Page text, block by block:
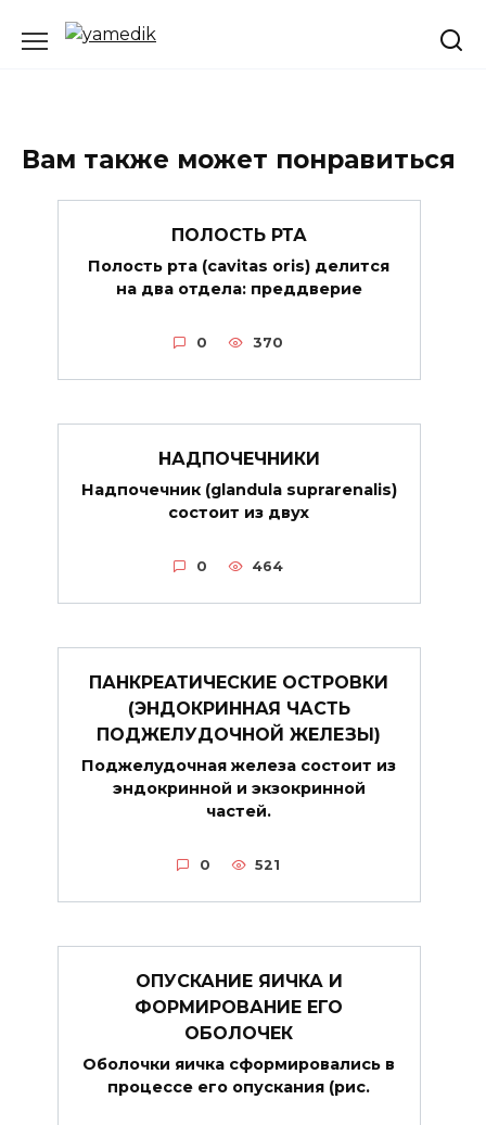
Вам также может понравиться
ПОЛОСТЬ РТА
Полость рта (cavitas oris) делится
на два отдела: преддверие
0 370
НАДПОЧЕЧНИКИ
Надпочечник (glandula suprarenalis)
состоит из двух
0 464
ПАНКРЕАТИЧЕСКИЕ ОСТРОВКИ
(ЭНДОКРИННАЯ ЧАСТЬ
ПОДЖЕЛУДОЧНОЙ ЖЕЛЕЗЫ)
Поджелудочная железа состоит из
эндокринной и экзокринной
частей.
0 521
ОПУСКАНИЕ ЯИЧКА И
ФОРМИРОВАНИЕ ЕГО
ОБОЛОЧЕК
Оболочки яичка сформировались в
процессе его опускания (рис.